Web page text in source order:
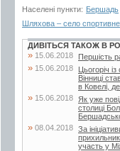
Населені пункти: Бершадь
Шляхова – село спортивне
ДИВІТЬСЯ ТАКОЖ В
» 15.06.2018 Першість
» 15.06.2018
Цьогоріч
Вінниці
в Ковелі,
» 15.06.2018
Як уже
столиці
» 08.04.2018 За
участь у